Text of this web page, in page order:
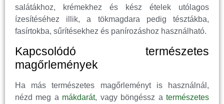
salátákhoz, krémekhez és kész ételek utólagos
ízesítéséhez illik, a tökmagdara pedig tésztákba,
fasírtokba, sűrítésekhez és panírozáshoz használható.
Kapcsolódó természetes
magőrlemények
Ha más természetes magőrleményt is használnál,
nézd meg a mákdarát, vagy böngéssz atermészetes